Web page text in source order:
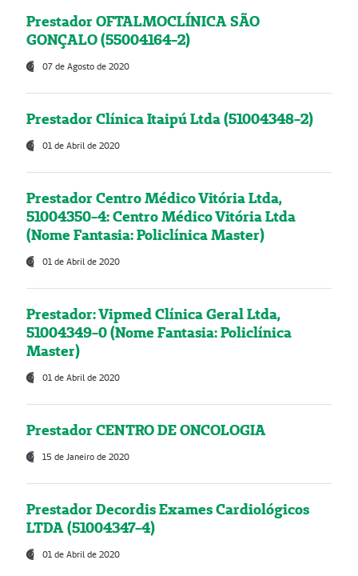
Prestador OFTALMOCLÍNICA SÃO
GONÇALO (55004164-2)
07 de Agosto de 2020
Prestador Clínica Itaipú Ltda (51004348-2)
01 de Abril de 2020
Prestador Centro Médico Vitória Ltda,
51004350-4: Centro Médico Vitória Ltda
(Nome Fantasia: Policlínica Master)
01 de Abril de 2020
Prestador: Vipmed Clínica Geral Ltda,
51004349-0 (Nome Fantasia: Policlínica
Master)
01 de Abril de 2020
Prestador CENTRO DE ONCOLOGIA
15 de Janeiro de 2020
Prestador Decordis Exames Cardiológicos
LTDA (51004347-4)
01 de Abril de 2020